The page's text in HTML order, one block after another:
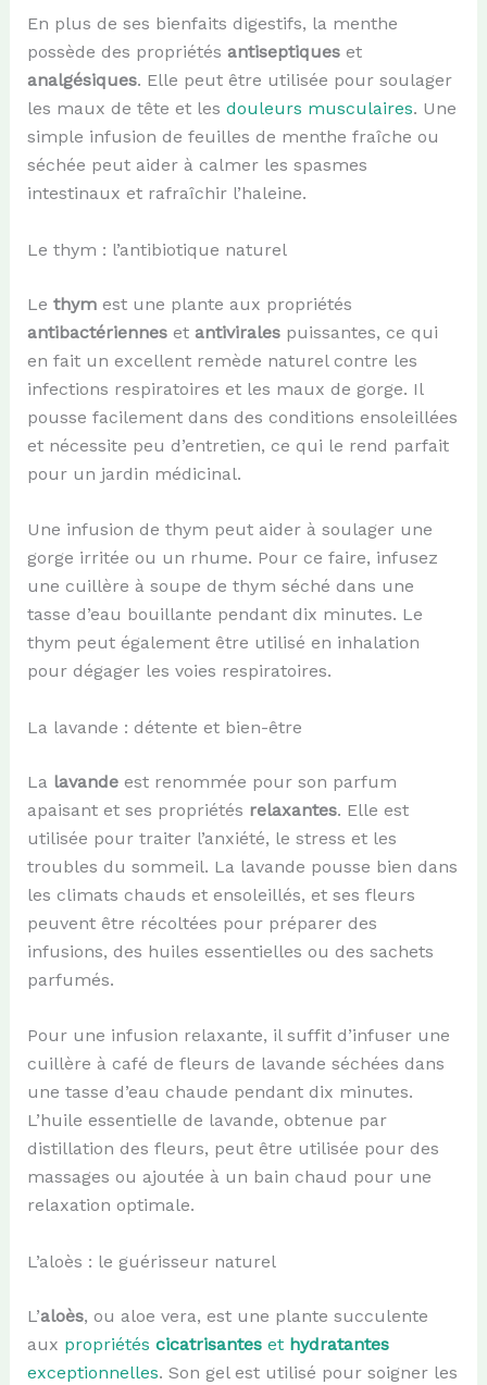
En plus de ses bienfaits digestifs, la menthe
possède des propriétés antiseptiqueset
analgésiques. Elle peut être utilisée pour soulager
les maux de tête et les douleurs musculaires. Une
simple infusion de feuilles de menthe fraîche ou
séchée peut aider à calmer les spasmes
intestinaux et rafraîchir l’haleine.
Le thym : l’antibiotique naturel
Le thymest une plante aux propriétés
antibactérienneset antiviralespuissantes, ce qui
en fait un excellent remède naturel contre les
infections respiratoires et les maux de gorge. Il
pousse facilement dans des conditions ensoleillées
et nécessite peu d’entretien, ce qui le rend parfait
pour un jardin médicinal.
Une infusion de thym peut aider à soulager une
gorge irritée ou un rhume. Pour ce faire, infusez
une cuillère à soupe de thym séché dans une
tasse d’eau bouillante pendant dix minutes. Le
thym peut également être utilisé en inhalation
pour dégager les voies respiratoires.
La lavande : détente et bien-être
La lavandeest renommée pour son parfum
apaisant et ses propriétés relaxantes. Elle est
utilisée pour traiter l’anxiété, le stress et les
troubles du sommeil. La lavande pousse bien dans
les climats chauds et ensoleillés, et ses fleurs
peuvent être récoltées pour préparer des
infusions, des huiles essentielles ou des sachets
parfumés.
Pour une infusion relaxante, il suffit d’infuser une
cuillère à café de fleurs de lavande séchées dans
une tasse d’eau chaude pendant dix minutes.
L’huile essentielle de lavande, obtenue par
distillation des fleurs, peut être utilisée pour des
massages ou ajoutée à un bain chaud pour une
relaxation optimale.
L’aloès : le guérisseur naturel
L’aloès, ou aloe vera, est une plante succulente
aux propriétés cicatrisanteset hydratantes
exceptionnelles. Son gel est utilisé pour soigner les